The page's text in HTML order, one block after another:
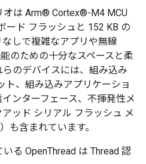
オは Arm® Cortex®-M4 MCU
ード フラッシュと 152 KB の
しで複雑なアプリや無線
のための十分なスペースと柔
のデバイスには、組み込み
ト、組み込みアプリケーショ
ンターフェース、不揮発性メ
ッド シリアル フラッシュ メ
も含まれています。
る OpenThread は Thread 認